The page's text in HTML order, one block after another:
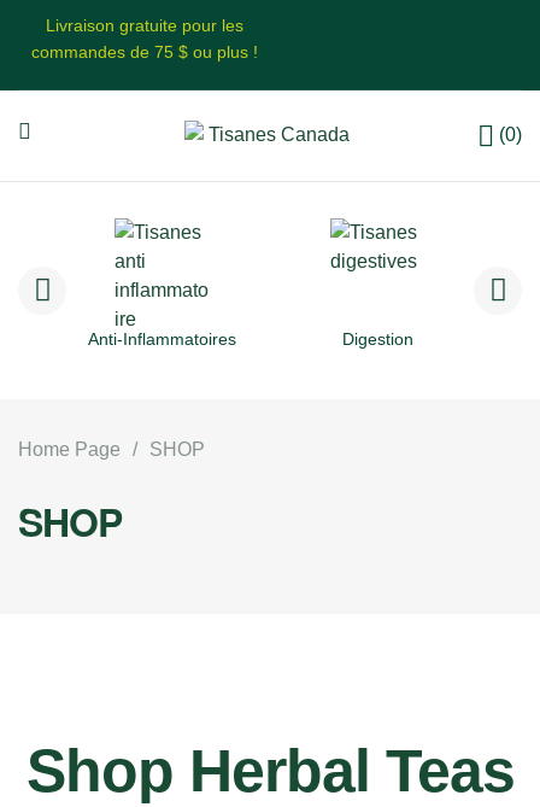
Livraison gratuite pour les
commandes de 75 $ ou plus !
(0)
Anti-Inflammatoires Digestion
SHOP
Home Page / SHOP
Shop Herbal Teas